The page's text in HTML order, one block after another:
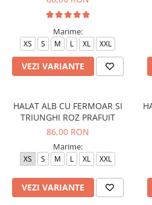
Veste, Jachete
Jachete de lucru
Articole din Polar
Jachete de lucru
Halate medicale polar - unisex
Sorturi restaurante
Tricouri de lucru
Saboti medicali
Marime:
XS S M L XL XXL
VEZI VARIANTE
HALAT ALB CU FERMOAR SI
TRIUNGHI ROZ PRAFUIT
86,00 RON
Marime:
XS S M L XL XXL
VEZI VARIANTE